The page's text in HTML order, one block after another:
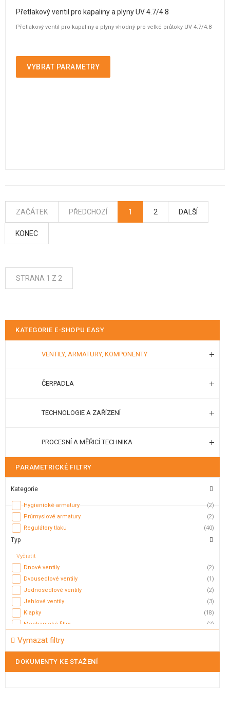
Přetlakový ventil pro kapaliny a plyny UV 4.7/4.8
Přetlakový ventil pro kapaliny a plyny vhodný pro velké průtoky UV 4.7/4.8
VYBRAT PARAMETRY
ZAČÁTEK PŘEDCHOZÍ 1 2 DALŠÍ
KONEC
STRANA 1 Z 2
KATEGORIE E-SHOPU EASY
VENTILY, ARMATURY, KOMPONENTY
ČERPADLA
TECHNOLOGIE A ZAŘÍZENÍ
PROCESNÍ A MĚŘICÍ TECHNIKA
PARAMETRICKÉ FILTRY
Kategorie
Hygienické armatury
(2)
Průmyslové armatury
(2)
Regulátory tlaku
(40)
Typ
Vyčistit
Dnové ventily
(2)
Dvousedlové ventily
(1)
Jednosedlové ventily
(2)
Jehlové ventily
(3)
Klapky
(18)
Mechanické filtry
(2)
Mycí hlavice
Mycí koule
Vymazat filtry
DOKUMENTY KE STAŽENÍ